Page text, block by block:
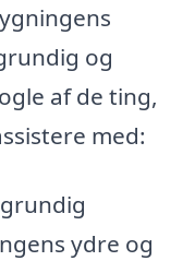
og
af de ting,
med:
ydre og